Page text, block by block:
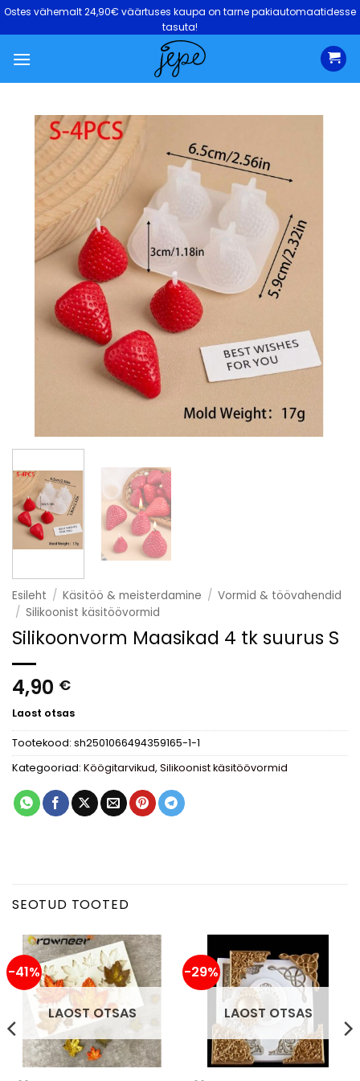
Skip
content
Ostes vähemalt 24,90€ väärtuses kaupa on tarne pakiautomaatidesse
tasuta!
Esileht / Käsitöö & meisterdamine / Vormid & töövahendid
/ Silikoonist käsitöövormid
Silikoonvorm Maasikad 4 tk suurus S
4,90 €
Laost otsas
Tootekood: sh2501066494359165-1-1
Kategooriad: Köögitarvikud, Silikoonist käsitöövormid
SEOTUD TOOTED
-41%
LAOST OTSAS
-29%
LAOST OTSAS